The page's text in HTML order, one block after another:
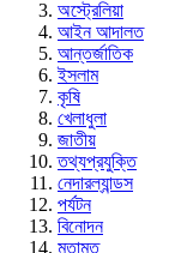
অস্ট্রেলিয়া
আইন আদালত
আন্তর্জাতিক
ইসলাম
কৃষি
খেলাধুলা
জাতীয়
তথ্যপ্রযুক্তি
নেদারল্যান্ডস
পর্যটন
বিনোদন
মতামত